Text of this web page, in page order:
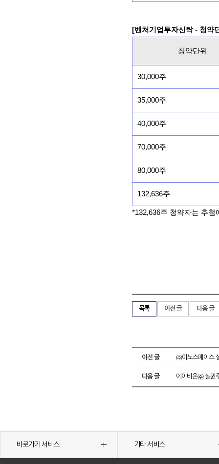
[벤처기업투자신탁 - 청약
청약단위
30,000주
35,000주
40,000주
70,000주
80,000주
132,636주
*132,636주 청약자는 추
목록 이전 글 다음 글
이전 글 ㈜이노스페이스
다음 글 에이비온㈜ 실권
바로가기 서비스 기타 서비스